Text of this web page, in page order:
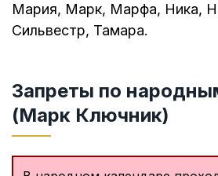
Мария, Марк, Марфа, Ника,
Сильвестр, Тамара.
Запреты по
(Марк Ключник)